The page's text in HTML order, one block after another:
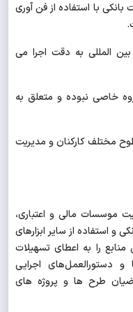
با استفاده از فن آوری
المللی به دقت اجرا می
خاصی نبوده و متعلق به
مختلف کارکنان و مدیریت
موسسات مالی و اعتباری،
استفاده از سایر ابزارهای
را به اعطای تسهیلات
و دستورالعمل‌های اجرایی
طرح ها و پروژه های